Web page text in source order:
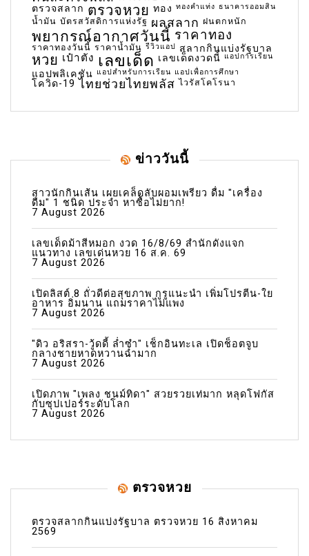
ตรวจสลาก ตรวจหวย ทอง ทองคำแท่ง ธนาคารออมสิน
น้ำมัน บัตรสวัสดิการแห่งรัฐ ผลสลาก ฝนตกหนัก
พยากรณ์อากาศวันนี้ ราคาทอง
ราคาทองวันนี้ ราคาน้ำมัน รีวิวแอป สลากกินแบ่งรัฐบาล
หวย เป๋าตัง เลขเด็ด เลขเด็ดงวดนี้ แอปการเรียน
แอปพลิเคชัน แอปสำหรับการเรียน แอปเพื่อการศึกษา
โควิด-19 ไทยช่วยไทยพลัส ไวรัสโคโรนา
ข่าววันนี้
สาวนักกินเส้น เผยเคล็ดลับผอมเพรียว ดื่ม "เครื่อง
ดื่ม" 1 ชนิด ประจำ หาซื้อไม่ยาก!
7 August 2026
เลขเด็ดม้าสีหมอก งวด 16/8/69 สำนักดังแจก
แนวทาง เลขเด่นหวย 16 ส.ค. 69
7 August 2026
เปิดลิสต์ 8 ถั่วดีต่อสุขภาพ กูรูแนะนำ เพิ่มโปรตีน-ใย
อาหาร อิ่มนาน แถมราคาไม่แพง
7 August 2026
"ดิว อริสรา-วู้ดดี้ ล่ำซำ" เช็กอินทะเล เปิดช็อตจูบ
กลางชายหาดหวานฉ่ำมาก
7 August 2026
เปิดภาพ "เพลง ชนม์ทิดา" สวยรวยเท่มาก หลุดโฟกัส
กับซุปเปอร์ระดับโลก
7 August 2026
ตรวจหวย
ตรวจสลากกินแบ่งรัฐบาล ตรวจหวย 16 สิงหาคม
2569